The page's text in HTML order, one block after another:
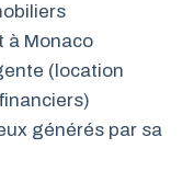
à Monaco
(location
générés par sa